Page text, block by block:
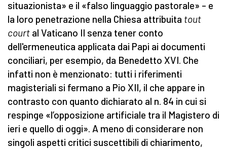
situazionista» e il «falso linguaggio pastorale» – e
la loro penetrazione nella Chiesa attribuita tout
court al Vaticano II senza tener conto
dell'ermeneutica applicata dai Papi ai documenti
conciliari, per esempio, da Benedetto XVI. Che
infatti non è menzionato: tutti i riferimenti
magisteriali si fermano a Pio XII, il che appare in
contrasto con quanto dichiarato al n. 84 in cui si
respinge «l’opposizione artificiale tra il Magistero di
ieri e quello di oggi». A meno di considerare non
singoli aspetti critici suscettibili di chiarimento,